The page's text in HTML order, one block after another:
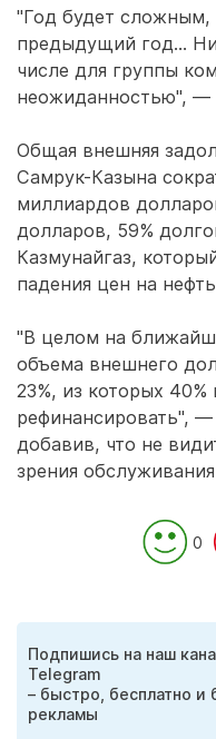
"Год будет
предыдущий год…
числе для группы
неожиданностью", —
Общая внешняя
Самрук-Казына
миллиардов
долларов, 59%
Казмунайгаз,
падения цен на
"В целом на
объема внешнего
23%, из которых 40%
рефинансировать", —
добавив, что не
зрения
0
Подпишись на наш
Telegram
– быстро, бесплатно и
рекламы